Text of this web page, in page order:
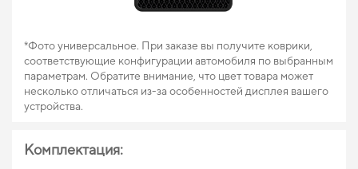
*Фото универсальное. При заказе вы получите коврики,
соответствующие конфигурации автомобиля по выбранным
параметрам. Обратите внимание, что цвет товара может
несколько отличаться из-за особенностей дисплея вашего
устройства.
Комплектация: